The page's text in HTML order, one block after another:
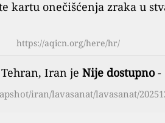
kartu onečišćenja zraka u
https://aqicn.org/here/hr/
Iran je Nije dostupno-
iran/lavasanat/lavasanat/